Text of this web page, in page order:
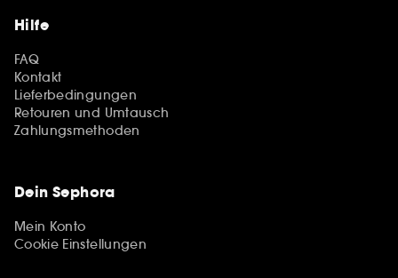
Hilfe
FAQ
Kontakt
Lieferbedingungen
Retouren und Umtausch
Zahlungsmethoden
Dein Sephora
Mein Konto
Cookie Einstellungen